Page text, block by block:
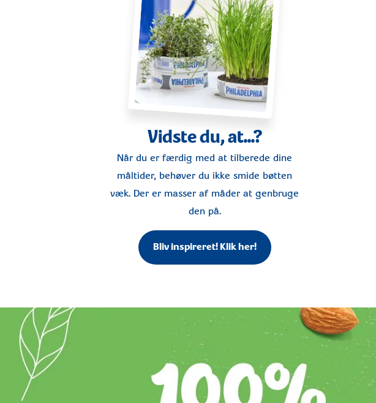
Vidste du, at...?
Når du er færdig med at tilberede dine
måltider, behøver du ikke smide bøtten
væk. Der er masser af måder at genbruge
den på.
Bliv inspireret! Klik her!